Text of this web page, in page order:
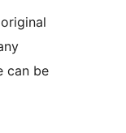
can be